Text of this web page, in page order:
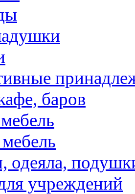
баров
одеяла,
учреждений